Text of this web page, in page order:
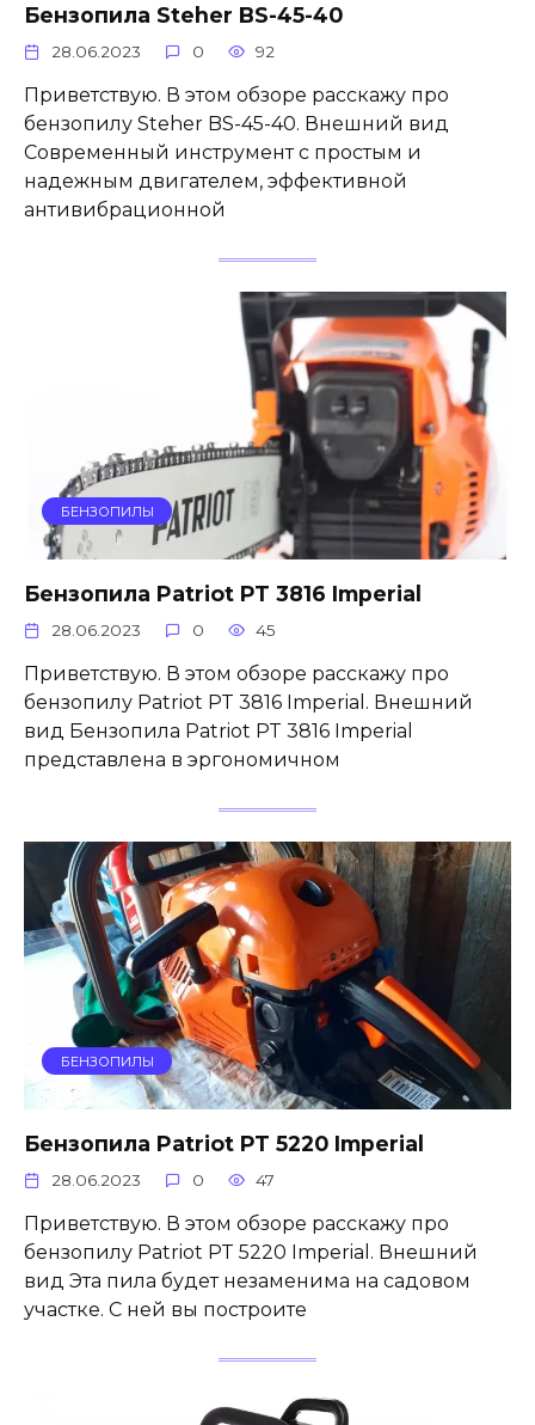
Бензопила Steher BS-45-40
28.06.2023 0 92
Приветствую. В этом обзоре расскажу про
бензопилу Steher BS-45-40. Внешний вид
Современный инструмент с простым и
надежным двигателем, эффективной
антивибрационной
БЕНЗОПИЛЫ
Бензопила Patriot PT 3816 Imperial
28.06.2023 0 45
Приветствую. В этом обзоре расскажу про
бензопилу Patriot PT 3816 Imperial. Внешний
вид Бензопила Patriot PT 3816 Imperial
представлена в эргономичном
БЕНЗОПИЛЫ
Бензопила Patriot PT 5220 Imperial
28.06.2023 0 47
Приветствую. В этом обзоре расскажу про
бензопилу Patriot PT 5220 Imperial. Внешний
вид Эта пила будет незаменима на садовом
участке. С ней вы построите